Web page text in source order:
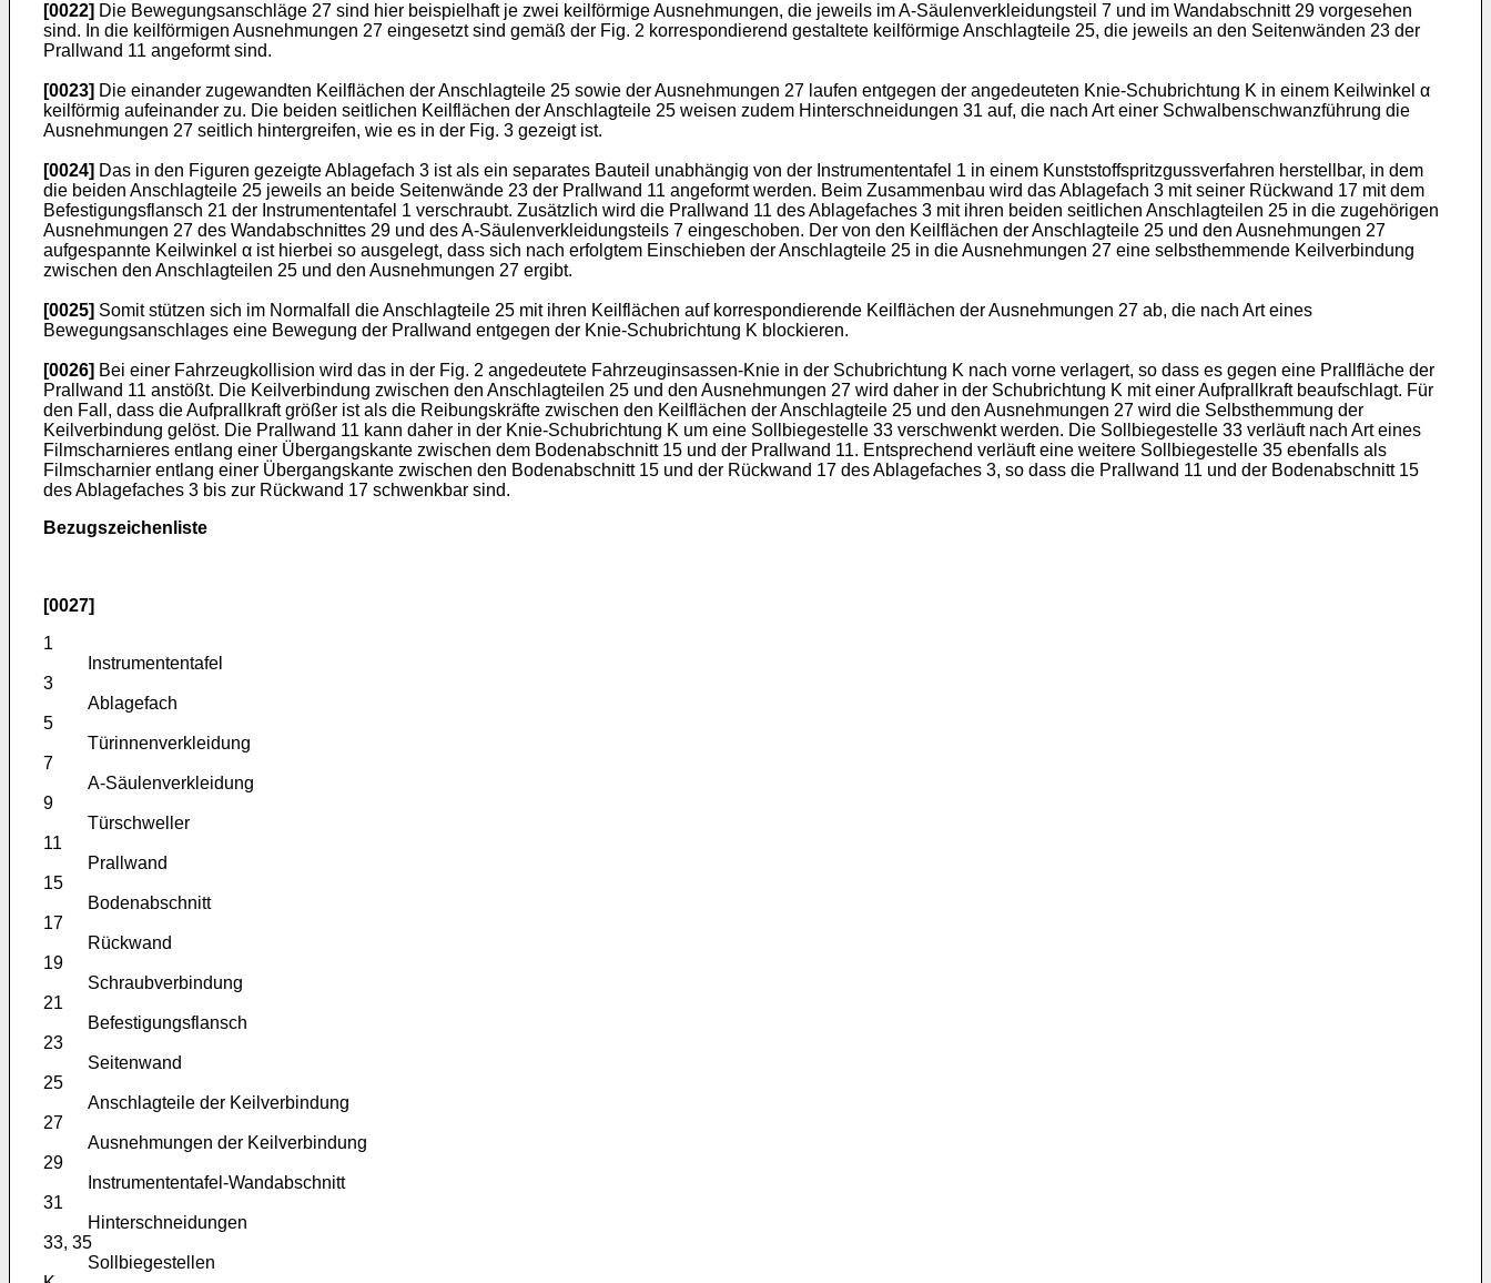
[0022] Die Bewegungsanschläge 27 sind hier beispielhaft je zwei keilförmige Ausnehmungen, die jeweils im A-Säulenverkleidungsteil 7 und im Wandabschnitt 29 vorgesehen
sind. In die keilförmigen Ausnehmungen 27 eingesetzt sind gemäß der Fig. 2 korrespondierend gestaltete keilförmige Anschlagteile 25, die jeweils an den Seitenwänden 23 der
Prallwand 11 angeformt sind.
[0023] Die einander zugewandten Keilflächen der Anschlagteile 25 sowie der Ausnehmungen 27 laufen entgegen der angedeuteten Knie-Schubrichtung K in einem Keilwinkel α
keilförmig aufeinander zu. Die beiden seitlichen Keilflächen der Anschlagteile 25 weisen zudem Hinterschneidungen 31 auf, die nach Art einer Schwalbenschwanzführung die
Ausnehmungen 27 seitlich hintergreifen, wie es in der Fig. 3 gezeigt ist.
[0024] Das in den Figuren gezeigte Ablagefach 3 ist als ein separates Bauteil unabhängig von der Instrumententafel 1 in einem Kunststoffspritzgussverfahren herstellbar, in dem
die beiden Anschlagteile 25 jeweils an beide Seitenwände 23 der Prallwand 11 angeformt werden. Beim Zusammenbau wird das Ablagefach 3 mit seiner Rückwand 17 mit dem
Befestigungsflansch 21 der Instrumententafel 1 verschraubt. Zusätzlich wird die Prallwand 11 des Ablagefaches 3 mit ihren beiden seitlichen Anschlagteilen 25 in die zugehörigen
Ausnehmungen 27 des Wandabschnittes 29 und des A-Säulenverkleidungsteils 7 eingeschoben. Der von den Keilflächen der Anschlagteile 25 und den Ausnehmungen 27
aufgespannte Keilwinkel α ist hierbei so ausgelegt, dass sich nach erfolgtem Einschieben der Anschlagteile 25 in die Ausnehmungen 27 eine selbsthemmende Keilverbindung
zwischen den Anschlagteilen 25 und den Ausnehmungen 27 ergibt.
[0025] Somit stützen sich im Normalfall die Anschlagteile 25 mit ihren Keilflächen auf korrespondierende Keilflächen der Ausnehmungen 27 ab, die nach Art eines
Bewegungsanschlages eine Bewegung der Prallwand entgegen der Knie-Schubrichtung K blockieren.
[0026] Bei einer Fahrzeugkollision wird das in der Fig. 2 angedeutete Fahrzeuginsassen-Knie in der Schubrichtung K nach vorne verlagert, so dass es gegen eine Prallfläche der
Prallwand 11 anstößt. Die Keilverbindung zwischen den Anschlagteilen 25 und den Ausnehmungen 27 wird daher in der Schubrichtung K mit einer Aufprallkraft beaufschlagt. Für
den Fall, dass die Aufprallkraft größer ist als die Reibungskräfte zwischen den Keilflächen der Anschlagteile 25 und den Ausnehmungen 27 wird die Selbsthemmung der
Keilverbindung gelöst. Die Prallwand 11 kann daher in der Knie-Schubrichtung K um eine Sollbiegestelle 33 verschwenkt werden. Die Sollbiegestelle 33 verläuft nach Art eines
Filmscharnieres entlang einer Übergangskante zwischen dem Bodenabschnitt 15 und der Prallwand 11. Entsprechend verläuft eine weitere Sollbiegestelle 35 ebenfalls als
Filmscharnier entlang einer Übergangskante zwischen den Bodenabschnitt 15 und der Rückwand 17 des Ablagefaches 3, so dass die Prallwand 11 und der Bodenabschnitt 15
des Ablagefaches 3 bis zur Rückwand 17 schwenkbar sind.
Bezugszeichenliste
[0027]
1
Instrumententafel
3
Ablagefach
5
Türinnenverkleidung
7
A-Säulenverkleidung
9
Türschweller
11
Prallwand
15
Bodenabschnitt
17
Rückwand
19
Schraubverbindung
21
Befestigungsflansch
23
Seitenwand
25
Anschlagteile der Keilverbindung
27
Ausnehmungen der Keilverbindung
29
Instrumententafel-Wandabschnitt
31
Hinterschneidungen
33, 35
Sollbiegestellen